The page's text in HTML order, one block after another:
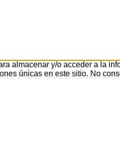
almacenar y/o acceder a la
únicas en este sitio. No